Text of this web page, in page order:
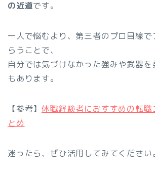
の近道です。
一人で悩むより、第三者のプロ目線で
らうことで、
自分では気づけなかった強みや武器を
もあります。
【参考】休職経験者におすすめの転職
とめ
迷ったら、ぜひ活用してみてください。